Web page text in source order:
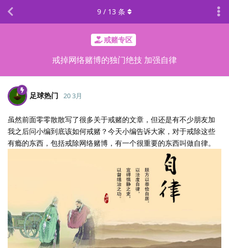
戒赌专区
戒掉网络赌博的独门绝技 加强自律
9 / 13 条
足球热门 20 3月
虽然前面零零散散写了很多关于戒赌的文章，但还是有不少朋友加
我之后问小编到底该如何戒赌？今天小编告诉大家，对于戒除这些
有瘾的东西，包括戒除网络赌博，有一个很重要的东西叫做自律。